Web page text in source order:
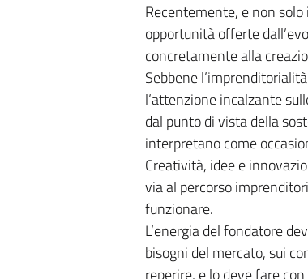
Recentemente, e non
opportunità offerte
concretamente alla
Sebbene
l’attenzione incalzante
dal punto di vista della
interpretano come
Creatività, idee e
via al percorso
funzionare.
L’energia del fondatore
bisogni del mercato, sui
reperire, e lo deve fare